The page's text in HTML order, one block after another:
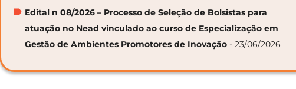
Edital n 08/2026 – Processo de Seleção de Bolsistas para
atuação no Nead vinculado ao curso de Especialização em
Gestão de Ambientes Promotores de Inovação - 23/06/2026